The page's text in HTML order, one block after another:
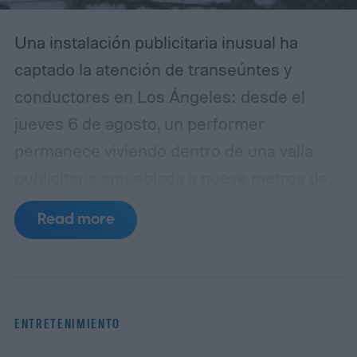
Una instalación publicitaria inusual ha
captado la atención de transeúntes y
conductores en Los Ángeles: desde el
jueves 6 de agosto, un performer
altura sobre Sunset Boulevard, en la
intersección con Selma Avenue, en West
Read more
ENTRETENIMIENTO